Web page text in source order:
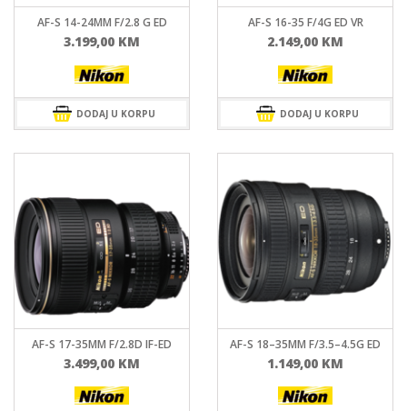
AF-S 14-24MM F/2.8 G ED
3.199,00 KM
DODAJ U KORPU
AF-S 16-35 F/4G ED VR
2.149,00 KM
DODAJ U KORPU
AF-S 17-35MM F/2.8D IF-ED
3.499,00 KM
AF-S 18–35MM F/3.5–4.5G ED
1.149,00 KM